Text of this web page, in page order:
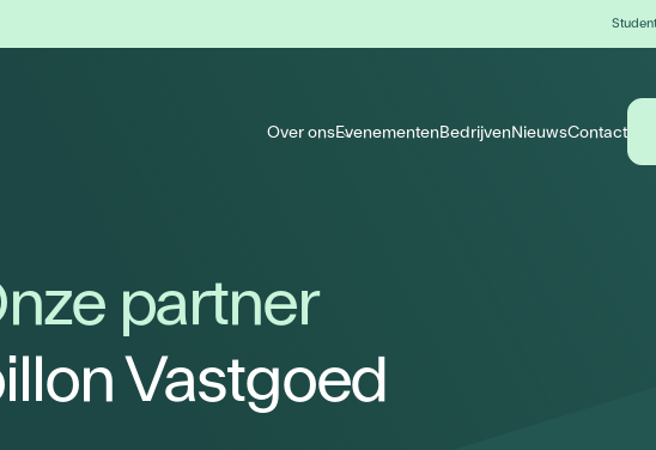
Over onsEvenementenBedrijvenNieuwsContact
partner
Vastgoed